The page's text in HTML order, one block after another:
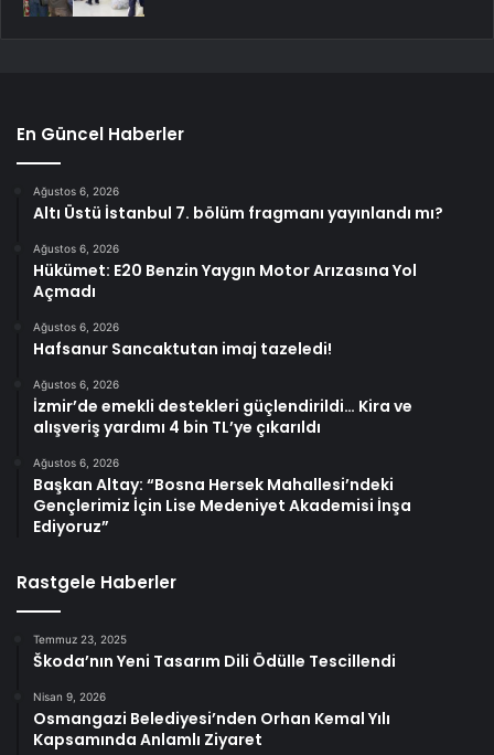
En Güncel Haberler
Ağustos 6, 2026
Altı Üstü İstanbul 7. bölüm fragmanı yayınlandı mı?
Ağustos 6, 2026
Hükümet: E20 Benzin Yaygın Motor Arızasına Yol
Açmadı
Ağustos 6, 2026
Hafsanur Sancaktutan imaj tazeledi!
Ağustos 6, 2026
İzmir’de emekli destekleri güçlendirildi… Kira ve
alışveriş yardımı 4 bin TL’ye çıkarıldı
Ağustos 6, 2026
Başkan Altay: “Bosna Hersek Mahallesi’ndeki
Gençlerimiz İçin Lise Medeniyet Akademisi İnşa
Ediyoruz”
Rastgele Haberler
Temmuz 23, 2025
Škoda’nın Yeni Tasarım Dili Ödülle Tescillendi
Nisan 9, 2026
Osmangazi Belediyesi’nden Orhan Kemal Yılı
Kapsamında Anlamlı Ziyaret